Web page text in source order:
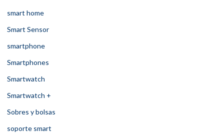
smart home
Smart Sensor
smartphone
Smartphones
Smartwatch
Smartwatch +
Sobres y bolsas
soporte smart